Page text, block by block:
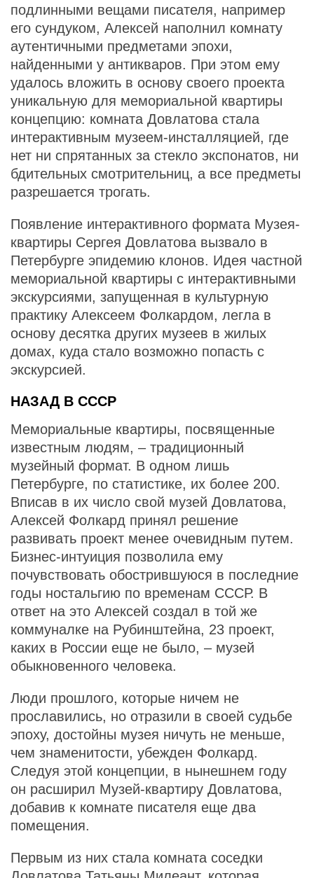
подлинными вещами писателя, например
его сундуком, Алексей наполнил комнату
аутентичными предметами эпохи,
найденными у антикваров. При этом ему
удалось вложить в основу своего проекта
уникальную для мемориальной квартиры
концепцию: комната Довлатова стала
интерактивным музеем-инсталляцией, где
нет ни спрятанных за стекло экспонатов, ни
бдительных смотрительниц, а все предметы
разрешается трогать.
Появление интерактивного формата Музея-
квартиры Сергея Довлатова вызвало в
Петербурге эпидемию клонов. Идея частной
мемориальной квартиры с интерактивными
экскурсиями, запущенная в культурную
практику Алексеем Фолкардом, легла в
основу десятка других музеев в жилых
домах, куда стало возможно попасть с
экскурсией.
НАЗАД В СССР
Мемориальные квартиры, посвященные
известным людям, – традиционный
музейный формат. В одном лишь
Петербурге, по статистике, их более 200.
Вписав в их число свой музей Довлатова,
Алексей Фолкард принял решение
развивать проект менее очевидным путем.
Бизнес-интуиция позволила ему
почувствовать обострившуюся в последние
годы ностальгию по временам СССР. В
ответ на это Алексей создал в той же
коммуналке на Рубинштейна, 23 проект,
каких в России еще не было, – музей
обыкновенного человека.
Люди прошлого, которые ничем не
прославились, но отразили в своей судьбе
эпоху, достойны музея ничуть не меньше,
чем знаменитости, убежден Фолкард.
Следуя этой концепции, в нынешнем году
он расширил Музей-квартиру Довлатова,
добавив к комнате писателя еще два
помещения.
Первым из них стала комната соседки